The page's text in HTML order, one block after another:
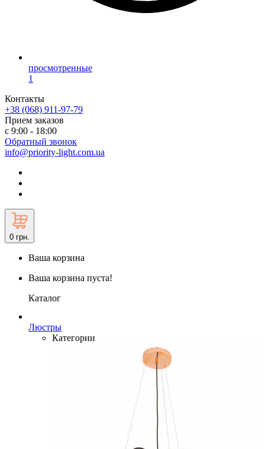
просмотренные
1
Контакты
+38 (068) 911-97-79
Прием заказов
с 9:00 - 18:00
Обратный звонок
info@priority-light.com.ua
0 грн.
Ваша корзина
Ваша корзина пуста!
Каталог
Люстры
Категории